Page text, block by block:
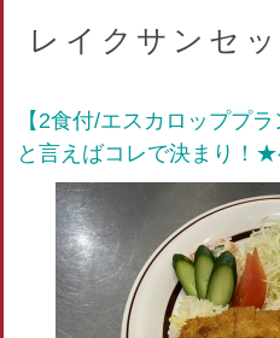
レイクサンセッ
【2食付/エスカロッププ
と言えばコレで決まり！